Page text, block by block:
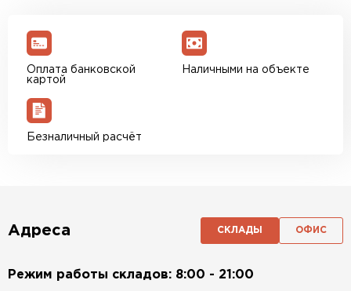
Оплата банковской
картой
Наличными на объекте
Безналичный расчёт
Адреса СКЛАДЫ ОФИС
Режим работы складов: 8:00 - 21:00